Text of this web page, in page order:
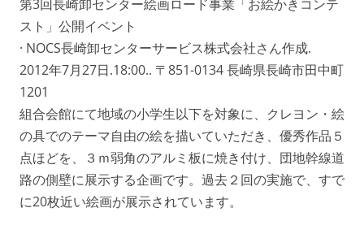
第3回長崎卸センター絵画ロード事業「お絵かきコンテ
スト」公開イベント
· NOCS長崎卸センターサービス株式会社さん作成.
2012年7月27日.18:00.. 〒851-0134 長崎県長崎市田中町
1201
組合会館にて地域の小学生以下を対象に、クレヨン・絵
の具でのテーマ自由の絵を描いていただき、優秀作品５
点ほどを、３ｍ弱角のアルミ板に焼き付け、団地幹線道
路の側壁に展示する企画です。過去２回の実施で、すで
に20枚近い絵画が展示されています。